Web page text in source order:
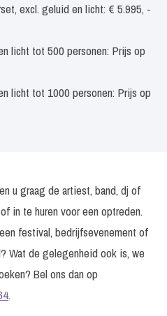
excl. geluid en licht: € 5.995, -
licht tot 500 personen: Prijs op
licht tot 1000 personen: Prijs op
u graag de artiest, band, dj of
in te huren voor een optreden.
festival, bedrijfsevenement of
Wat de gelegenheid ook is, we
Bel ons dan op
.